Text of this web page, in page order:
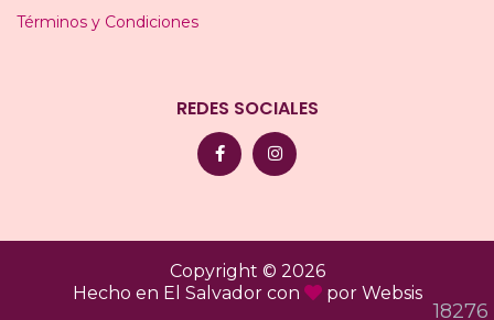
18276
Términos y Condiciones
REDES SOCIALES
Copyright © 2026
Hecho en El Salvador con
por Websis